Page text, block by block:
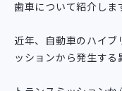
歯車について紹介しま
近年、自動車のハイブ
ッションから発生する